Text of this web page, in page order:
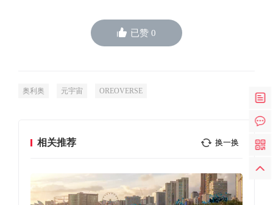
已赞 0
奥利奥 元宇宙 OREOVERSE
相关推荐 换一换